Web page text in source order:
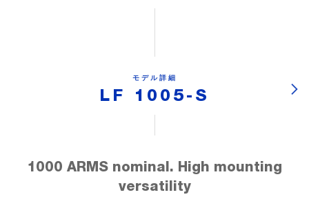
モデル詳細
LF 1005-S
1000 ARMS nominal. High mounting
versatility